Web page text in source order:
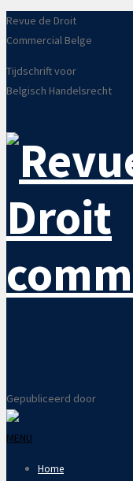
Revue de Droit
Commercial Belge
Tijdschrift voor
Belgisch Handelsrecht
Gepubliceerd door
MENU
Home